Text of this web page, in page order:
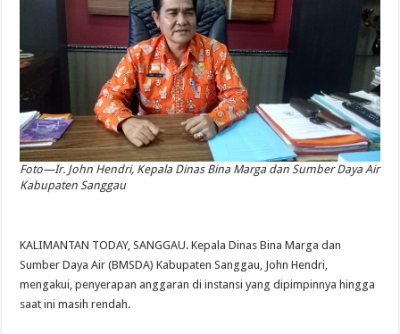
Foto—Ir. John Hendri, Kepala Dinas Bina Marga dan Sumber Daya Air
Kabupaten Sanggau
KALIMANTAN TODAY, SANGGAU. Kepala Dinas Bina Marga dan
Sumber Daya Air (BMSDA) Kabupaten Sanggau, John Hendri,
mengakui, penyerapan anggaran di instansi yang dipimpinnya hingga
saat ini masih rendah.